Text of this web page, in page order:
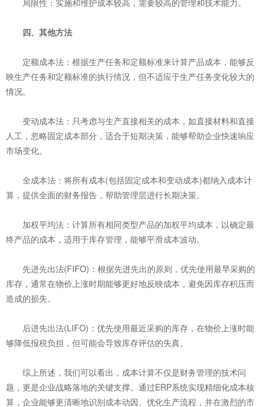
‌局限性‌：实施和维护成本较高，需要较高的管理和技术能力。
四、其他方法
‌定额成本法‌：根据生产任务和定额标准来计算产品成本，能够反
映生产任务和定额标准的执行情况，但不适应于生产任务变化较大的
情况。
‌变动成本法‌：只考虑与生产直接相关的成本，如直接材料和直接
人工，忽略固定成本部分，适合于短期决策，能够帮助企业快速响应
市场变化。
‌全成本法‌：将所有成本(包括固定成本和变动成本)都纳入成本计
算，提供全面的财务报告，帮助管理层进行长期决策。
‌加权平均法‌：计算所有相同类型产品的加权平均成本，以确定最
终产品的成本，适用于库存管理，能够平滑成本波动。
‌先进先出法(FIFO)‌：根据先进先出的原则，优先使用最早采购的
库存，通常在物价上涨时期能够更好地反映成本，避免因库存积压而
造成的损失。
‌后进先出法(LIFO)‌：优先使用最近采购的库存，在物价上涨时能
够降低报税负担，但可能会导致库存评估的失真。
综上所述，我们可以看出，成本计算不仅是财务管理的技术问
题，更是企业战略落地的关键支撑。通过ERP系统实现精细化成本核
算，企业能够更清晰地识别成本动因、优化生产流程，并在激烈的市